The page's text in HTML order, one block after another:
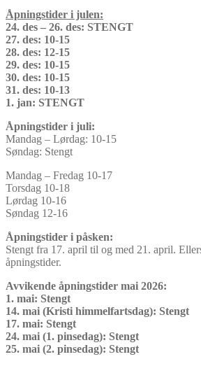
Åpningstider i julen:
24. des – 26. des: STENGT
27. des: 10-15
28. des: 12-15
29. des: 10-15
30. des: 10-15
31. des: 10-13
1. jan: STENGT
Åpningstider i juli:
Mandag – Lørdag: 10-15
Søndag: Stengt
Mandag – Fredag 10-17
Torsdag 10-18
Lørdag 10-16
Søndag 12-16
Åpningstider i påsken:
Stengt fra 17. april til og med 21. april.
åpningstider.
Avvikende åpningstider mai 2026:
1. mai: Stengt
14. mai (Kristi himmelfartsdag): Stengt
17. mai: Stengt
24. mai (1. pinsedag): Stengt
25. mai (2. pinsedag): Stengt